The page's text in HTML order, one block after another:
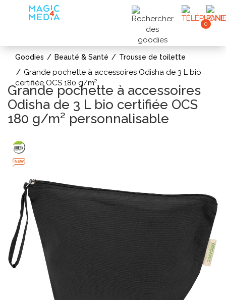
0
Goodies Beauté & Santé Trousse de toilette
Grande pochette à accessoires Odisha de 3 L bio
certifiée OCS 180 g/m²
Grande pochette à accessoires
Odisha de 3 L bio certifiée OCS
180 g/m² personnalisable